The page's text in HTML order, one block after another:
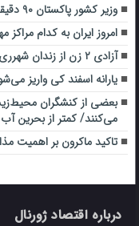
وزیر کشور پاکستان ۹۰ دقیقه با رئیس جمهور جلسه داشت
امروز ایران به کدام مراکز
آزادی ۲ زن از زندان شهرری به مناسبت ولادت حضرت فاطمه(س)
یارانه اسفند کی واریز
بعضی از کنشگران
می‌کنند/ کمتر از بحرین
تاکید ماکرون بر اهمیت
درباره اقتصاد ژورنال